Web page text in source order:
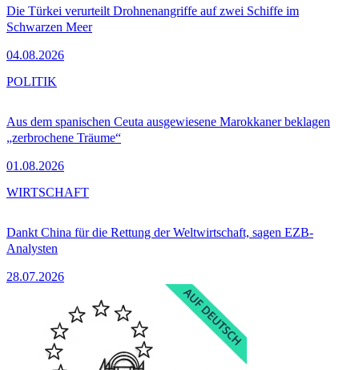
Die Türkei verurteilt Drohnenangriffe auf zwei Schiffe im
Schwarzen Meer
04.08.2026
Aus dem spanischen Ceuta ausgewiesene Marokkaner beklagen
„zerbrochene Träume“
01.08.2026
POLITIK
Dankt China für die Rettung der Weltwirtschaft, sagen EZB-
Analysten
28.07.2026
WIRTSCHAFT